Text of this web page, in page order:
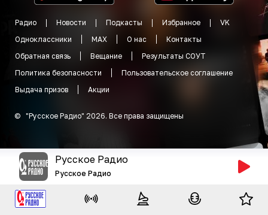
Радио Новости Подкасты Избранное
VK
Одноклассники
MAX О нас
Контакты
Обратная связь
Вещание
Результаты СОУТ
Политика безопасности
Пользовательское соглашение
Выдача призов
Акции
© "Русское Радио" 2026. Все права защищены
Русское Радио
Русское Радио